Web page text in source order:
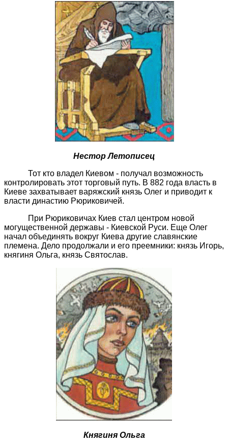
Нестор Летописец
Тот кто владел Киевом - получал возможность
контролировать этот торговый путь. В 882 года власть в
Киеве захватывает варяжский князь Олег и приводит к
власти династию Рюриковичей.
При Рюриковичах Киев стал центром новой
могущественной державы - Киевской Руси. Еще Олег
начал объединять вокруг Киева другие славянские
племена. Дело продолжали и его преемники: князь Игорь,
княгиня Ольга, князь Святослав.
Княгиня Ольга